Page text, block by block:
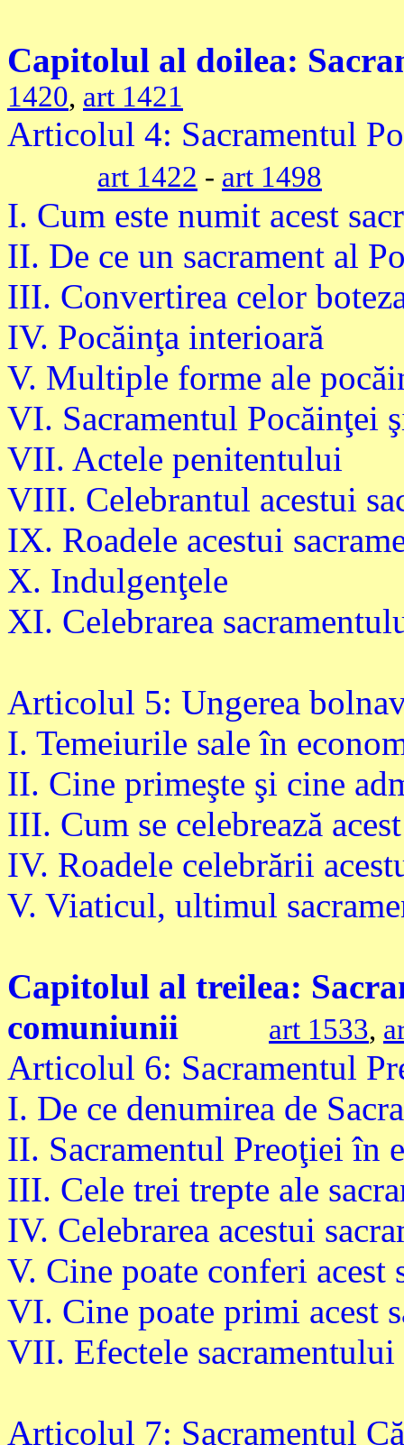
Capitolul al doilea:
1420, art 1421
Articolul 4: Sacramentul
art 1422 - art 1498
I. Cum este numit acest
II. De ce un sacrament al
III. Convertirea celor
IV. Pocăinţa interioară
V. Multiple forme ale
VI. Sacramentul Pocăinţei
VII. Actele penitentului
VIII. Celebrantul acestui
IX. Roadele acestui
X. Indulgenţele
XI. Celebrarea
Articolul 5: Ungerea
I. Temeiurile sale în
II. Cine primeşte şi cine
III. Cum se celebrează
IV. Roadele celebrării
V. Viaticul, ultimul
Capitolul al treilea:
comuniunii
art 1533,
Articolul 6: Sacramentul
I. De ce denumirea de
II. Sacramentul Preoţiei în
III. Cele trei trepte ale
IV. Celebrarea acestui
V. Cine poate conferi acest
VI. Cine poate primi acest
VII. Efectele
Articolul 7: Sacramentul